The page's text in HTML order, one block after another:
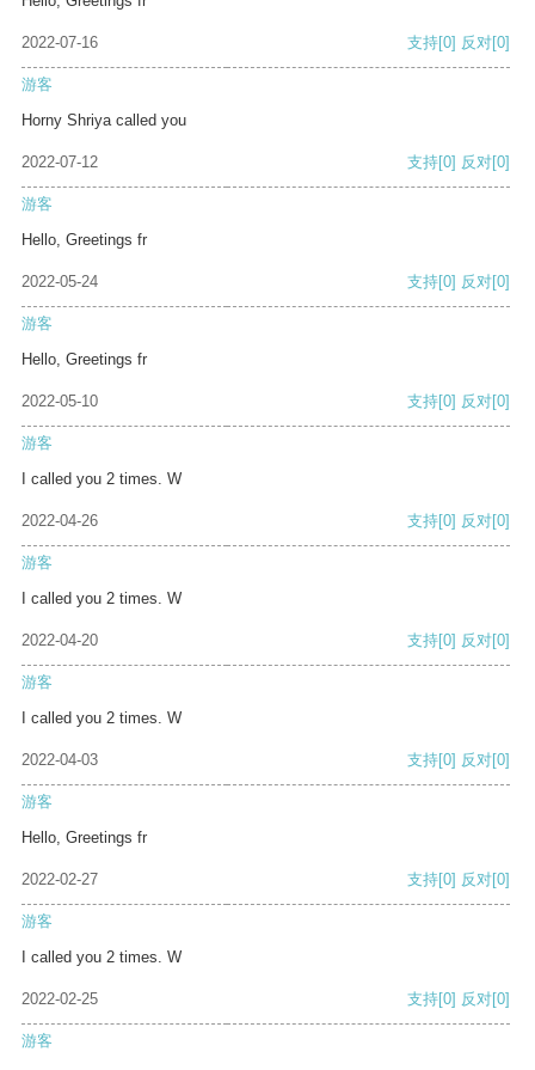
2022-07-16 支持[0] 反对[0]
游客
Horny Shriya called you
2022-07-12 支持[0] 反对[0]
游客
Hello, Greetings fr
2022-05-24 支持[0] 反对[0]
游客
Hello, Greetings fr
2022-05-10 支持[0] 反对[0]
游客
I called you 2 times. W
2022-04-26 支持[0] 反对[0]
游客
I called you 2 times. W
2022-04-20 支持[0] 反对[0]
游客
I called you 2 times. W
2022-04-03 支持[0] 反对[0]
游客
Hello, Greetings fr
2022-02-27 支持[0] 反对[0]
游客
I called you 2 times. W
2022-02-25 支持[0] 反对[0]
游客